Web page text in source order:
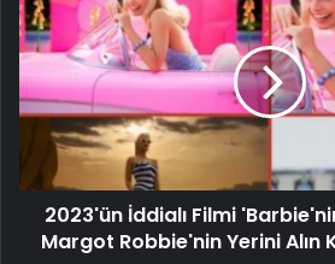
2023'ün İddialı Filmi
Margot Robbie'nin Yerini Alın